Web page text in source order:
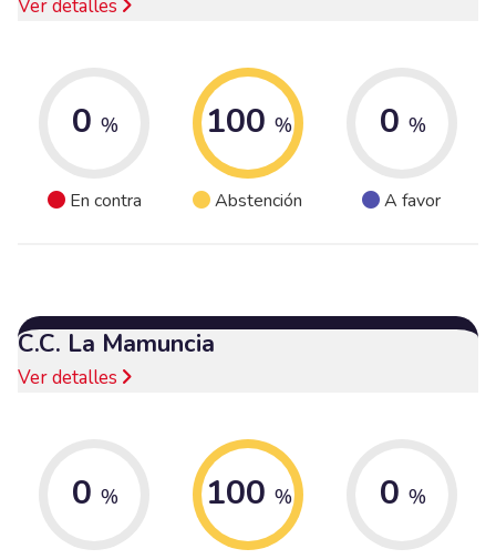
Ver detalles
0 %
En contra
100 %
Abstención
0 %
A favor
C.C. La Mamuncia
Ver detalles
0 % 100 % 0 %